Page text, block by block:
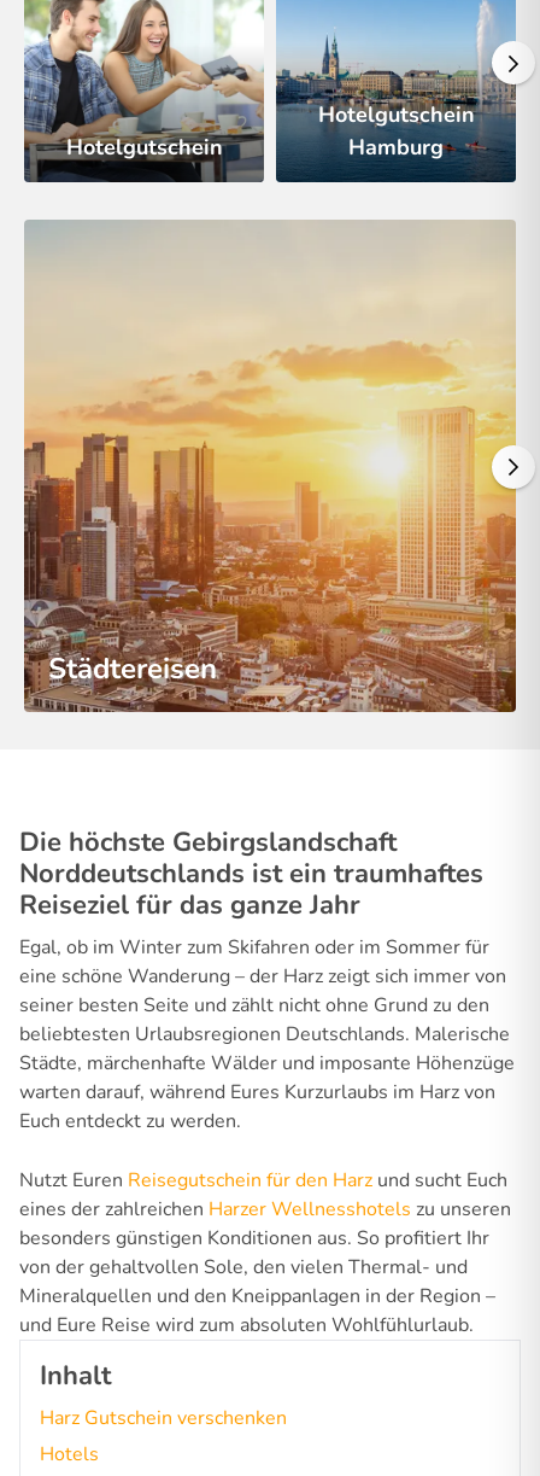
Hotelgutschein
Hotelgutschein
Hamburg
Städtereisen
Die höchste Gebirgslandschaft
Norddeutschlands ist ein traumhaftes
Reiseziel für das ganze Jahr
Egal, ob im Winter zum Skifahren oder im Sommer für
eine schöne Wanderung – der Harz zeigt sich immer von
seiner besten Seite und zählt nicht ohne Grund zu den
beliebtesten Urlaubsregionen Deutschlands. Malerische
Städte, märchenhafte Wälder und imposante Höhenzüge
warten darauf, während Eures Kurzurlaubs im Harz von
Euch entdeckt zu werden.
Nutzt Euren Reisegutschein für den Harz und sucht Euch
eines der zahlreichen Harzer Wellnesshotels zu unseren
besonders günstigen Konditionen aus. So profitiert Ihr
von der gehaltvollen Sole, den vielen Thermal- und
Mineralquellen und den Kneippanlagen in der Region –
und Eure Reise wird zum absoluten Wohlfühlurlaub.
Inhalt
Harz Gutschein verschenken
Hotels